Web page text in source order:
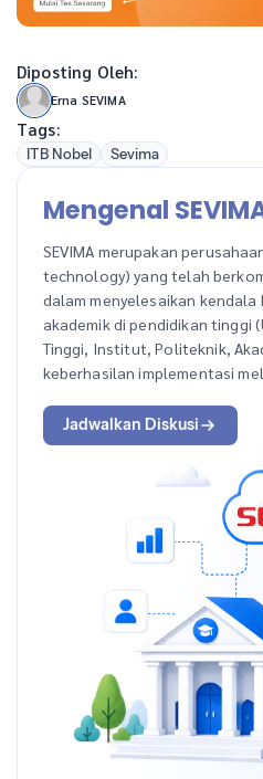
Diposting Oleh:
Erna SEVIMA
Tags:
ITB Nobel Sevima
Mengenal
SEVIMA merupakan
technology) yang telah
dalam menyelesaikan
akademik di pendidikan tinggi
Tinggi, Institut, Politeknik,
keberhasilan implementasi
Jadwalkan Diskusi